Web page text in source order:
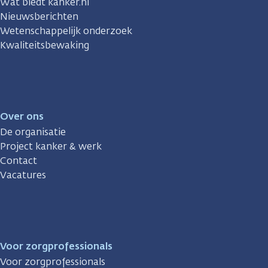
Nieuwsberichten
Wetenschappelijk onderzoek
Kwaliteitsbewaking
Over ons
De organisatie
Project kanker & werk
Contact
Vacatures
Voor zorgprofessionals
Voor zorgprofessionals